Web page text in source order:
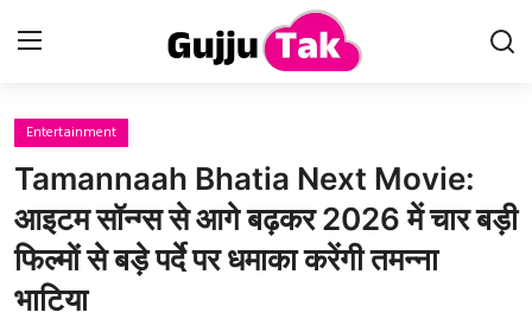
Home
Entertainment
Contact
Entertainment
Tamannaah Bhatia Next Movie:
आइटम सॉन्ग्स से आगे बढ़कर 2026 में चार बड़ी
फिल्मों से बड़े पर्दे पर धमाका करेंगी तमन्ना
भाटिया